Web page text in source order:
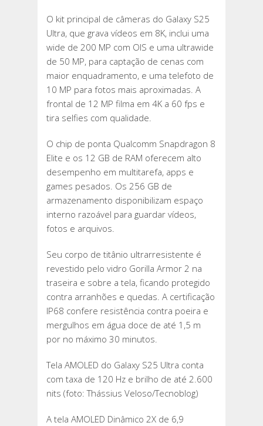
O kit principal de câmeras do Galaxy S25
Ultra, que grava vídeos em 8K, inclui uma
wide de 200 MP com OIS e uma ultrawide
de 50 MP, para captação de cenas com
maior enquadramento, e uma telefoto de
10 MP para fotos mais aproximadas. A
frontal de 12 MP filma em 4K a 60 fps e
tira selfies com qualidade.
O chip de ponta Qualcomm Snapdragon 8
Elite e os 12 GB de RAM oferecem alto
desempenho em multitarefa, apps e
games pesados. Os 256 GB de
armazenamento disponibilizam espaço
interno razoável para guardar vídeos,
fotos e arquivos.
Seu corpo de titânio ultrarresistente é
revestido pelo vidro Gorilla Armor 2 na
traseira e sobre a tela, ficando protegido
contra arranhões e quedas. A certificação
IP68 confere resistência contra poeira e
mergulhos em água doce de até 1,5 m
por no máximo 30 minutos.
Tela AMOLED do Galaxy S25 Ultra conta
com taxa de 120 Hz e brilho de até 2.600
nits (foto: Thássius Veloso/Tecnoblog)
A tela AMOLED Dinâmico 2X de 6,9